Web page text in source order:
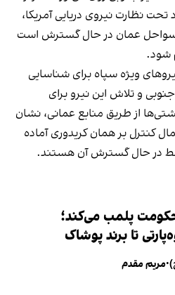
نظارت نیروی دریایی آمریکا،
سواحل عمان در حال گسترش است
شود.
ویژه سپاه برای شناسایی
و تلاش این نیرو برای
از طریق منابع عمانی، نشان
کنترل بر همان کریدوری آماده
در حال گسترش آن هستند.
پلمب می‌کند؛
تا برند پوشاک
•مریم مقدم